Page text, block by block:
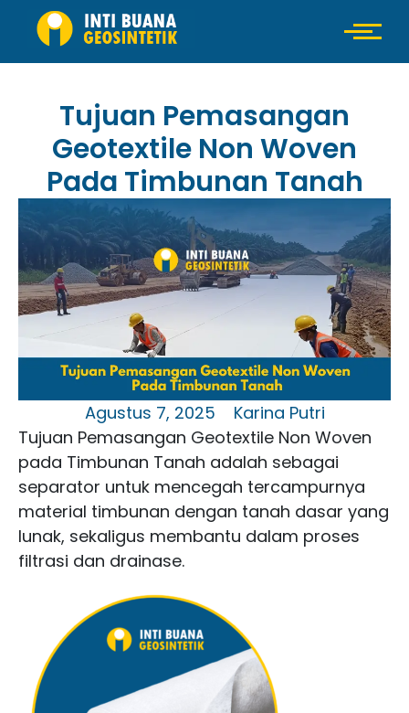
Tujuan Pemasangan
Geotextile Non Woven
Pada Timbunan Tanah
Agustus 7, 2025
Karina Putri
Tujuan Pemasangan Geotextile Non Woven
pada Timbunan Tanah adalah sebagai
separator untuk mencegah tercampurnya
material timbunan dengan tanah dasar yang
lunak, sekaligus membantu dalam proses
filtrasi dan drainase.